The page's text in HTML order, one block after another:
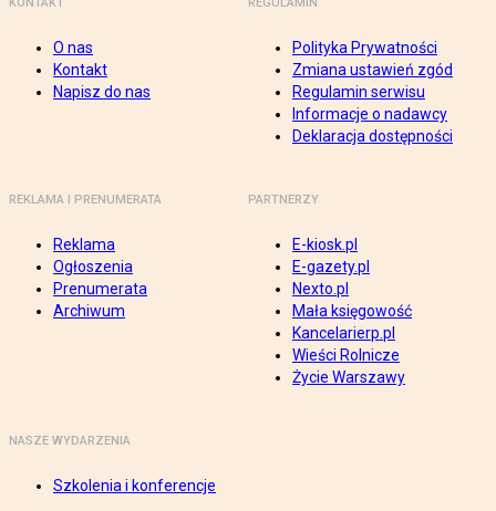
O nas
Kontakt
Napisz do nas
Polityka Prywatności
Zmiana ustawień zgód
Regulamin serwisu
Informacje o nadawcy
Deklaracja dostępności
REKLAMA I PRENUMERATA
Reklama
Ogłoszenia
Prenumerata
Archiwum
PARTNERZY
E-kiosk.pl
E-gazety.pl
Nexto.pl
Mała księgowość
Kancelarierp.pl
Wieści Rolnicze
Życie Warszawy
NASZE WYDARZENIA
Szkolenia i konferencje